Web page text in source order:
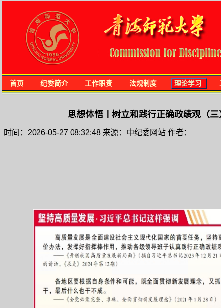
首页 纪委简介 工作职责 法规制度 理论学习
思想体悟丨树立和践行正确政绩观（
时间：2026-05-27 08:32:48 来源：中纪委网站 作者：